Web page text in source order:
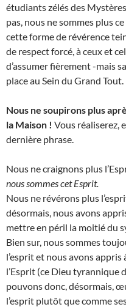
étudiants zélés des
pas, nous ne sommes plus
cette forme de révérence
de respect forcé, à ceux et
d’assumer fièrement -mais
place au Sein du Grand Tout.
Nous ne soupirons plus
la Maison ! Vous réaliserez,
dernière phrase.
Nous ne craignons plus
nous sommes cet Esprit.
Nous ne révérons plus
désormais, nous avons
mettre en péril la moitié du
Bien sur, nous sommes
l’esprit et nous avons
l’Esprit (ce Dieu tyrannique
pouvons donc, désormais,
l’esprit plutôt que comme